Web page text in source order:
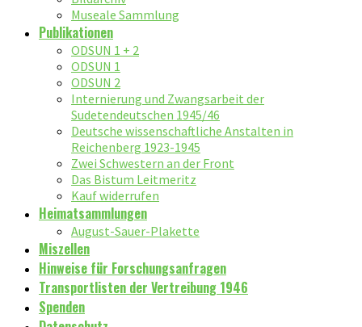
Museale Sammlung
Publikationen
ODSUN 1 + 2
ODSUN 1
ODSUN 2
Internierung und Zwangsarbeit der
Sudetendeutschen 1945/46
Deutsche wissenschaftliche Anstalten in
Reichenberg 1923-1945
Zwei Schwestern an der Front
Das Bistum Leitmeritz
Kauf widerrufen
Heimatsammlungen
August-Sauer-Plakette
Miszellen
Hinweise für Forschungsanfragen
Transportlisten der Vertreibung 1946
Spenden